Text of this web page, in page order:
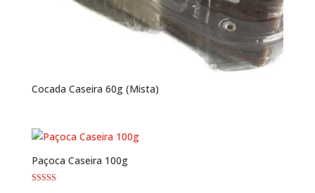
Cocada Caseira 60g (Mista)
Paçoca Caseira 100g